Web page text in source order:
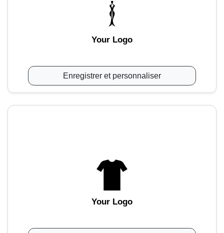
Your Logo
Enregistrer et personnaliser
Your Logo